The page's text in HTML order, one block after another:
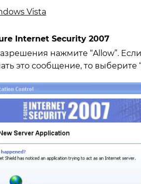
Vista
Internet Security 2007
нажмите “Allow”.
это сообщение, то